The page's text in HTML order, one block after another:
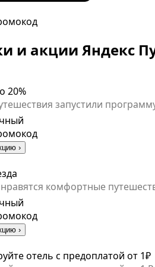
и акции Яндекс
20%
запустили
в виде баллов
предусмотрено 4 уровня: те,
— до 20%. Хорошая
*Обращаем ваше внимание на то, что в программе лояльности не участвуют бронирования, в
промокод
›
комфортные
туристические поезда
›
отель с предоплатой от 1₽